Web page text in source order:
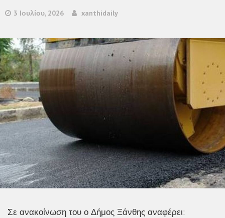
3 Ιουλίου, 2026 xanthidaily
Σε ανακοίνωση του ο Δήμος Ξάνθης αναφέρει: